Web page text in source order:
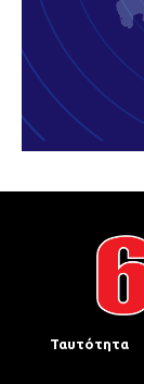
Ταυτότητα